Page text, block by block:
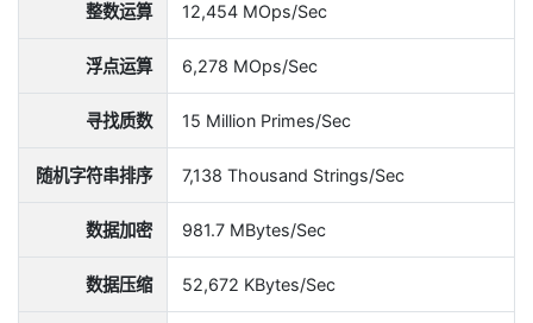
整数运算 12,454 MOps/Sec
浮点运算 6,278 MOps/Sec
寻找质数 15 Million Primes/Sec
随机字符串排序 7,138 Thousand Strings/Sec
数据加密 981.7 MBytes/Sec
数据压缩 52,672 KBytes/Sec